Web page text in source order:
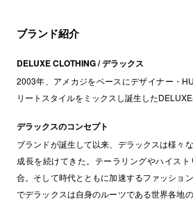
ブランド紹介
DELUXE CLOTHING / デラックス
2003年、アメカジをベースにデザイナー・
リートスタイルをミックスし誕生した
デラックスのコンセプト
ブランドが誕生して以来、デラックスは様々
成長を続けてきた。テーラリングやハイス
合。そして時代とともに加速するファッショ
でデラックスは自身のルーツである世界各地